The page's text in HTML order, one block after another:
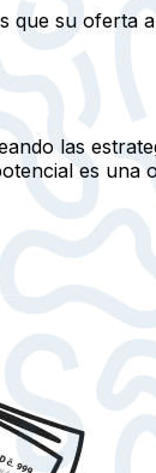
que su oferta
las
es una